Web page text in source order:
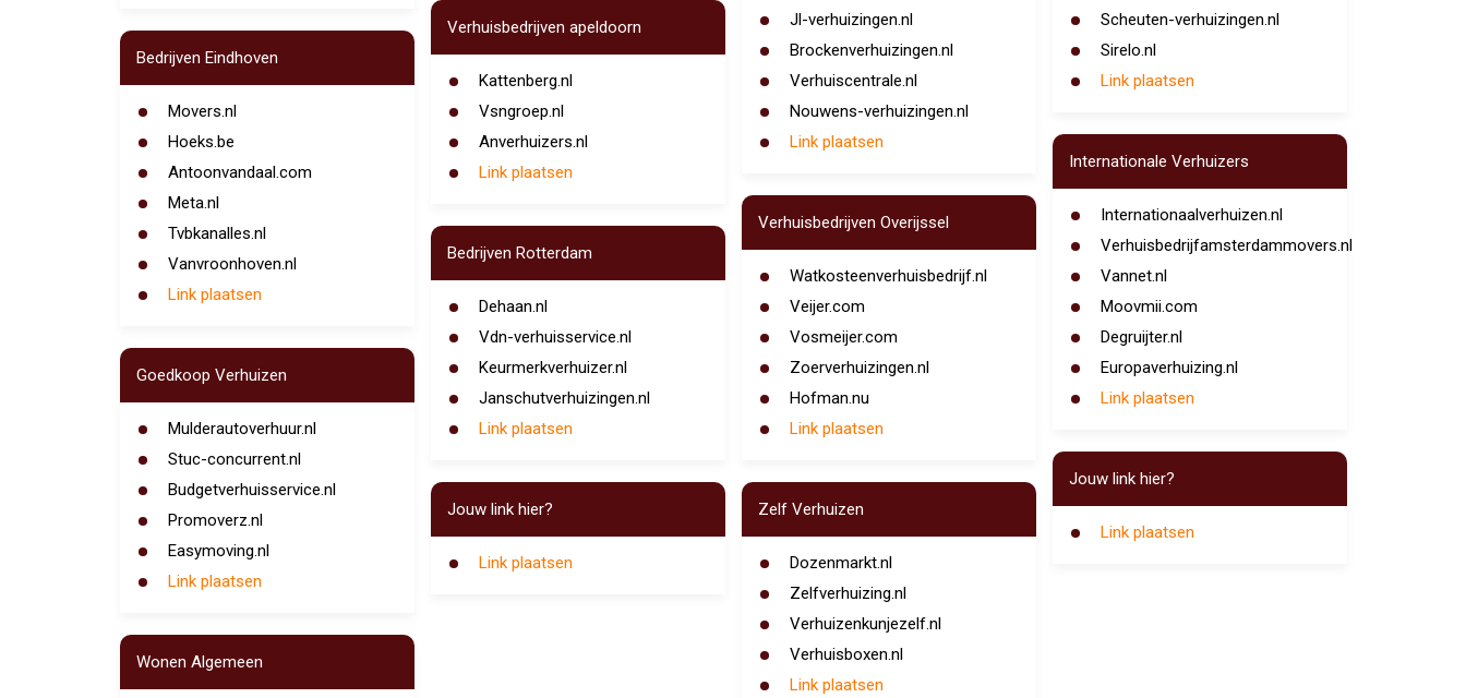
Bedrijven Eindhoven
Movers.nl
Hoeks.be
Antoonvandaal.com
Meta.nl
Tvbkanalles.nl
Vanvroonhoven.nl
Link plaatsen
Goedkoop Verhuizen
Mulderautoverhuur.nl
Stuc-concurrent.nl
Budgetverhuisservice.nl
Promoverz.nl
Easymoving.nl
Link plaatsen
Wonen Algemeen
Verhuisbedrijven apeldoorn
Kattenberg.nl
Vsngroep.nl
Anverhuizers.nl
Link plaatsen
Bedrijven Rotterdam
Dehaan.nl
Vdn-verhuisservice.nl
Keurmerkverhuizer.nl
Janschutverhuizingen.nl
Link plaatsen
Jouw link hier?
Link plaatsen
Jl-verhuizingen.nl
Brockenverhuizingen.nl
Verhuiscentrale.nl
Nouwens-verhuizingen.nl
Link plaatsen
Verhuisbedrijven Overijssel
Watkosteenverhuisbedrijf.nl
Veijer.com
Vosmeijer.com
Zoerverhuizingen.nl
Hofman.nu
Link plaatsen
Zelf Verhuizen
Dozenmarkt.nl
Zelfverhuizing.nl
Verhuizenkunjezelf.nl
Verhuisboxen.nl
Link plaatsen
Scheuten-verhuizingen.nl
Sirelo.nl
Link plaatsen
Internationale Verhuizers
Internationaalverhuizen.nl
Verhuisbedrijfamsterdammovers.nl
Vannet.nl
Moovmii.com
Degruijter.nl
Europaverhuizing.nl
Link plaatsen
Jouw link hier?
Link plaatsen